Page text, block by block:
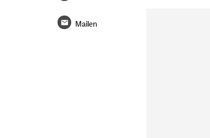
Mailen